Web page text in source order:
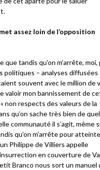
assez loin de l’opposition
que tandis qu’on m’arrête,
politiques – analyses diffusées
souvent avec le million de
valoir mon bannissement de
non respects des valeurs de la
qu’on sache très bien de
communauté il s’agit, même si
qu’on m’arrête pour
Philippe de Villiers appelle
en couverture de
Branco nous sort un manuel